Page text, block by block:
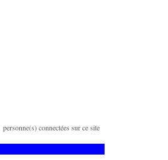
connectées sur ce site